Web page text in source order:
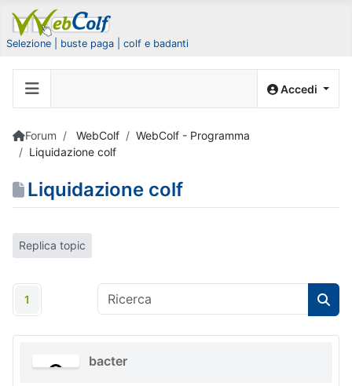
Selezione | buste paga | colf e badanti
Accedi
Forum WebColf
WebColf - Programma
Liquidazione colf
Liquidazione colf
Replica topic
1
bacter